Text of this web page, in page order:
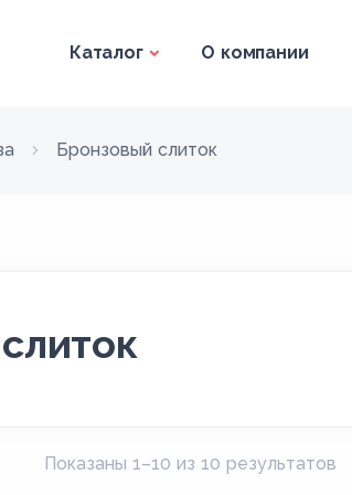
Каталог О компании
Бронзовый слиток
Показаны 1–10 из 10 результатов